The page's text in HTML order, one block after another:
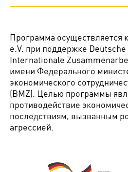
Программа осуществляется
e.V. при поддержке
Internationale
имени Федерального
экономического
(BMZ). Целью программы
противодействие
последствиям, вызванным
агрессией.